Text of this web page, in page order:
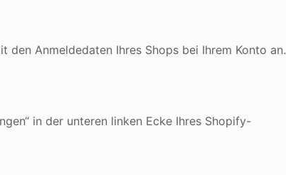
den Anmeldedaten Ihres Shops bei Ihrem Konto an.
in der unteren linken Ecke Ihres Shopify-